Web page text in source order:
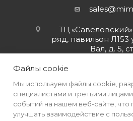
ТЦ
ряд, павильон Л153
Вал, д. 5,
Файлы cookie
Мы используем файлы cookie,
специалистами и третьими
событий на нашем веб-сайте, что
улучшать взаимодействие с